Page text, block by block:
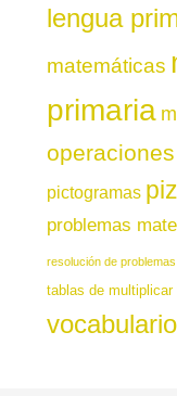
lengua
matemáticas
primaria
operaciones
pictogramas
problemas
resolución de problemas
tablas de multiplicar
vocabulario